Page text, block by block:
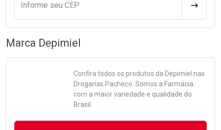
Informe seu CEP
Marca Depimiel
Confira todos os produtos da Depimiel nas
Drogarias Pacheco. Somos a Farmácia
com a maior variedade e qualidade do
Brasil.